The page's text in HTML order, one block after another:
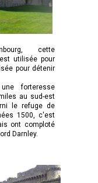
cette
utilisée pour
pour détenir
forteresse
au sud-est
le refuge de
1500, c'est
ont comploté
Darnley.